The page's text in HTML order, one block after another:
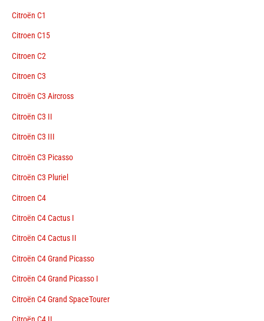
Citroën C1
Citroen C15
Citroen C2
Citroen C3
Citroën C3 Aircross
Citroën C3 II
Citroën C3 III
Citroën C3 Picasso
Citroën C3 Pluriel
Citroen C4
Citroën C4 Cactus I
Citroën C4 Cactus II
Citroën C4 Grand Picasso
Citroën C4 Grand Picasso I
Citroën C4 Grand SpaceTourer